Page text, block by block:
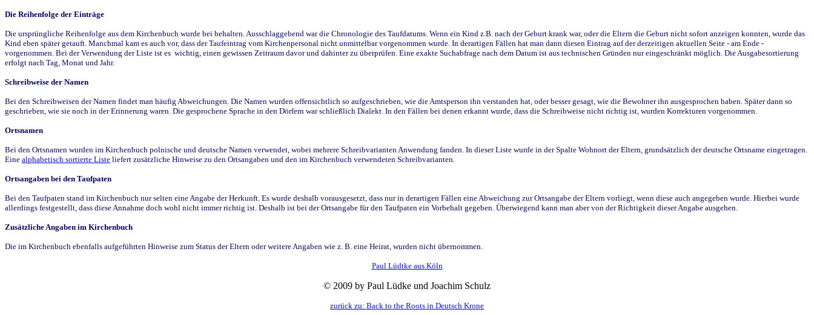
Die Reihenfolge der Einträge
Die ursprüngliche Reihenfolge aus dem Kirchenbuch wurde bei behalten. Ausschlaggebend war die Chronologie des Taufdatums. Wenn ein Kind z.B. nach der Geburt krank war, oder die Eltern die Geburt nicht sofort anzeigen konnten, wurde das
Kind eben später getauft. Manchmal kam es auch vor, dass der Taufeintrag vom Kirchenpersonal nicht unmittelbar vorgenommen wurde. In derartigen Fällen hat man dann diesen Eintrag auf der derzeitigen aktuellen Seite - am Ende -
vorgenommen. Bei der Verwendung der Liste ist es wichtig, einen gewissen Zeitraum davor und dahinter zu überprüfen. Eine exakte Suchabfrage nach dem Datum ist aus technischen Gründen nur eingeschränkt möglich. Die Ausgabesortierung
erfolgt nach Tag, Monat und Jahr.
Schreibweise der Namen
Bei den Schreibweisen der Namen findet man häufig Abweichungen. Die Namen wurden offensichtlich so aufgeschrieben, wie die Amtsperson ihn verstanden hat, oder besser gesagt, wie die Bewohner ihn ausgesprochen haben. Später dann so
geschrieben, wie sie noch in der Erinnerung waren. Die gesprochene Sprache in den Dörfern war schließlich Dialekt. In den Fällen bei denen erkannt wurde, dass die Schreibweise nicht richtig ist, wurden Korrekturen vorgenommen.
Ortsnamen
Bei den Ortsnamen wurden im Kirchenbuch polnische und deutsche Namen verwendet, wobei mehrere Schreibvarianten Anwendung fanden. In dieser Liste wurde in der Spalte Wohnort der Eltern, grundsätzlich der deutsche Ortsname eingetragen.
Eine alphabetisch sortierte Liste liefert zusätzliche Hinweise zu den Ortsangaben und den im Kirchenbuch verwendeten Schreibvarianten.
Ortsangaben bei den Taufpaten
Bei den Taufpaten stand im Kirchenbuch nur selten eine Angabe der Herkunft. Es wurde deshalb vorausgesetzt, dass nur in derartigen Fällen eine Abweichung zur Ortsangabe der Eltern vorliegt, wenn diese auch angegeben wurde. Hierbei wurde
allerdings festgestellt, dass diese Annahme doch wohl nicht immer richtig ist. Deshalb ist bei der Ortsangabe für den Taufpaten ein Vorbehalt gegeben. Überwiegend kann man aber von der Richtigkeit dieser Angabe ausgehen.
Zusätzliche Angaben im Kirchenbuch
Die im Kirchenbuch ebenfalls aufgeführten Hinweise zum Status der Eltern oder weitere Angaben wie z. B. eine Heirat, wurden nicht übernommen.
Paul Lüdtke aus Köln
© 2009 by Paul Lüdke und Joachim Schulz
zurück zu: Back to the Roots in Deutsch Krone